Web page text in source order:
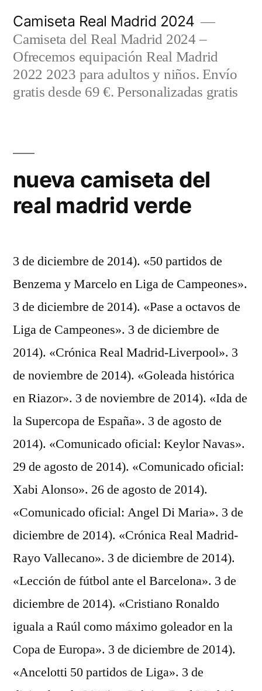
contenido
Camiseta Real Madrid 2024
Camiseta del Real Madrid 2024 –
Ofrecemos equipación Real Madrid
2022 2023 para adultos y niños. Envío
gratis desde 69 €. Personalizadas gratis
nueva camiseta del
real madrid verde
3 de diciembre de 2014). «50 partidos de
Benzema y Marcelo en Liga de Campeones».
3 de diciembre de 2014). «Pase a octavos de
Liga de Campeones». 3 de diciembre de
2014). «Crónica Real Madrid-Liverpool». 3
de noviembre de 2014). «Goleada histórica
en Riazor». 3 de noviembre de 2014). «Ida de
la Supercopa de España». 3 de agosto de
2014). «Comunicado oficial: Keylor Navas».
29 de agosto de 2014). «Comunicado oficial:
Xabi Alonso». 26 de agosto de 2014).
«Comunicado oficial: Angel Di Maria». 3 de
diciembre de 2014). «Crónica Real Madrid-
Rayo Vallecano». 3 de diciembre de 2014).
«Lección de fútbol ante el Barcelona». 3 de
diciembre de 2014). «Cristiano Ronaldo
iguala a Raúl como máximo goleador en la
Copa de Europa». 3 de diciembre de 2014).
«Ancelotti 50 partidos de Liga». 3 de